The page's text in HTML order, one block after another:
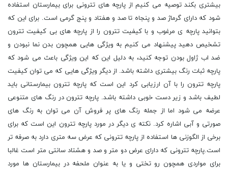
بیشتری بکند توصیه می کنیم از پارچه های تترونی برای بیمارستان استفاده
شود که دارای گرماژ صد و پنجاه تا صد و هفتاد و پنج گرمی است. برای این که
بتوانید پارچه ی مرغوب و با کیفیت تترون را از پارچه های بی کیفیت تترون
تشخیص دهید پیشنهاد می کنیم به ویژگی هایی همچون بدن نما نبودن و
ضد اب ژاول بودن توجه کنید، به دلیل این که این ویژگی باعث می شود که
پارچه ثبات رنگ بیشتری داشته باشد. از دیگر ویژگی هایی که می توان کیفیت
پارچه تترون را با آن ارزیابی کرد این است که پارچه تترون بیمارستانی باید
لطیف باشد و زیر دست خوبی داشته باشد. پارچه تترون در رنگ های متنوعی
عرضه می شود اما از جمله رنگ های پر فروش آن می توان به رنگ های
صورتی و آبی اشاره کرد. نکته ی دیگر در مورد پارچه تترون این است که برای
برخی از الگوزنی ها استفاده از پارچه تترونی که عرض سه متری دارد به صرفه تر
است.پارچه تترونی که دارای عرض دو متر و صد و هشتاد سانتی متر است غالبا
برای مواردی همچون رو تختی و یا به عنوان ملحفه در بیمارستان ها مورد